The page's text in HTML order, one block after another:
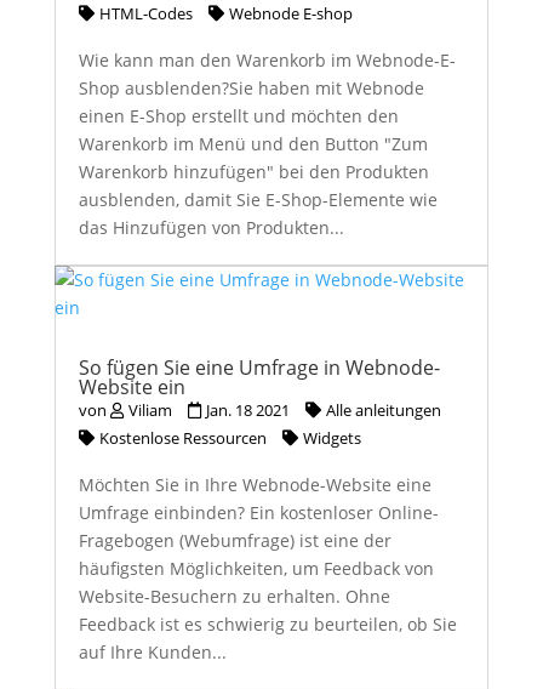
HTML-Codes
Webnode E-shop
Wie kann man den Warenkorb im Webnode-E-
Shop ausblenden?Sie haben mit Webnode
einen E-Shop erstellt und möchten den
Warenkorb im Menü und den Button "Zum
Warenkorb hinzufügen" bei den Produkten
ausblenden, damit Sie E-Shop-Elemente wie
das Hinzufügen von Produkten...
So fügen Sie eine Umfrage in Webnode-
Website ein
von Viliam Jan. 18 2021
Alle anleitungen
Kostenlose Ressourcen
Widgets
Möchten Sie in Ihre Webnode-Website eine
Umfrage einbinden? Ein kostenloser Online-
Fragebogen (Webumfrage) ist eine der
häufigsten Möglichkeiten, um Feedback von
Website-Besuchern zu erhalten. Ohne
Feedback ist es schwierig zu beurteilen, ob Sie
auf Ihre Kunden...